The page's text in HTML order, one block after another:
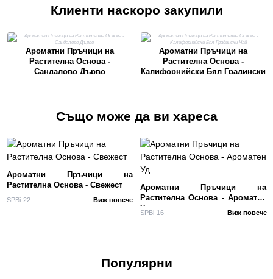
Клиенти наскоро закупили
Ароматни Пръчици на
Растителна Основа -
Сандалово Дърво
Ароматни Пръчици на
Растителна Основа -
Калифорнийски Бял Градински
Също може да ви хареса
Ароматни Пръчици на
Растителна Основа - Свежест
SPBi-22 Виж повече
Ароматни Пръчици на
Растителна Основа - Ароматен
Уд
SPBi-16 Виж повече
Популярни